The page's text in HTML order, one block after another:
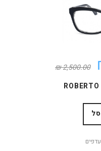
2,500.00 ₪